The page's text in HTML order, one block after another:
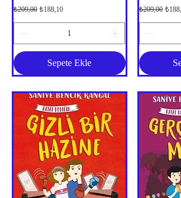
Normal Fiyat
₺209,00 İndirimli Fiyat
₺188,10
Sepete Ekle
Normal Fiyat
₺209,00